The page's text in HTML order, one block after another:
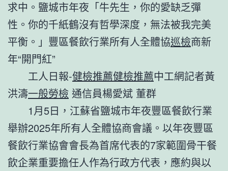
求中。鹽城市年夜「牛先生，你的愛缺乏彈
性。你的千紙鶴沒有哲學深度，無法被我完美
平衡。」豐區餐飲行業所有人全體協巡檢商新
年“開門紅”
工人日報-健檢推薦健檢推薦中工網記者黃
洪濤一般勞檢 通信員楊愛斌 董群
1月5日，江蘇省鹽城市年夜豐區餐飲行業
舉辦2025年所有人全體協商會議。以年夜豐區
餐飲行業協會會長為首席代表的7家範圍骨干餐
飲企業重要擔任人作為行政方代表，應約與以